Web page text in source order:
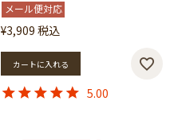
メール便対応
¥3,909 税込
カートに入れる
5.00